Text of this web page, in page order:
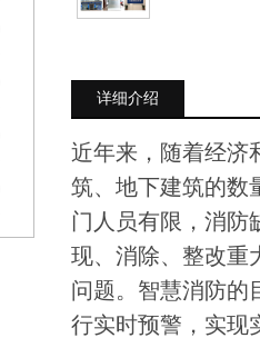
详细介绍
近年来，随着经济
筑、地下建筑的数
门人员有限，消防
现、消除、整改重
问题。智慧消防的
行实时预警，实现